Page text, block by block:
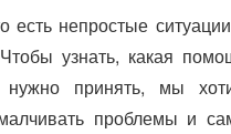
есть непростые
узнать, какая
принять, мы
проблемы и